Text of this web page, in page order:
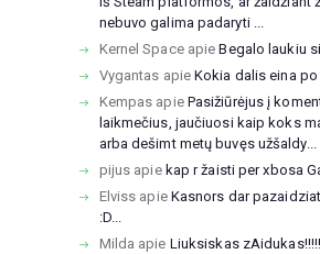
nebuvo galima padaryti ...
Kernel SpaceapieBegalo laukiu
Vygantas apieKokia dalis eina
Kempas apie Pasižiūrėjus į
laikmečius, jaučiuosi kaip koks
arba dešimt metų buvęs užšaldy...
pijus apie kap r žaisti per xbosa
Elviss apie Kasnors dar
:D...
Milda apie Liuksiskas